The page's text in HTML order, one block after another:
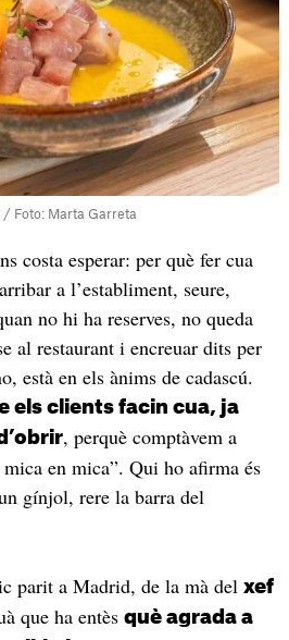
/ Foto: Marta Garreta
costa esperar: per què fer cua
a l’establiment, seure,
no hi ha reserves, no queda
al restaurant i encreuar dits per
està en els ànims de cadascú.
els clients facin cua, ja
, perquè comptàvem a
en mica”. Qui ho afirma és
gínjol, rere la barra del
parit a Madrid, de la mà del xef
que ha entès què agrada a